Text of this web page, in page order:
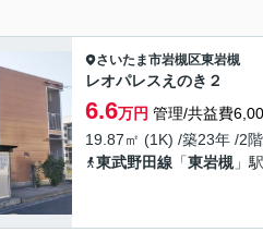
さいたま市岩槻区東岩槻
レオパレスえのき２
6.6万円 管理/共益費
19.87㎡ (1K) /築23年 /2
東武野田線 「東岩槻 」